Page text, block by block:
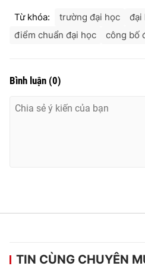
Từ khóa: trường đại học
đại
điểm chuẩn đại học
công bố
Bình luận (0)
TIN CÙNG CHUYÊN